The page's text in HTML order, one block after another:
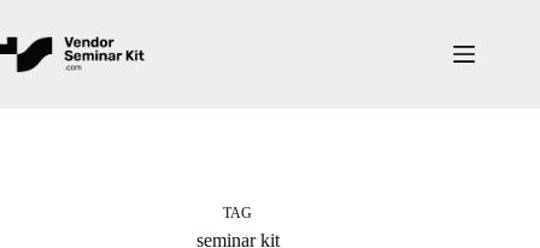
content
TAG
seminar kit